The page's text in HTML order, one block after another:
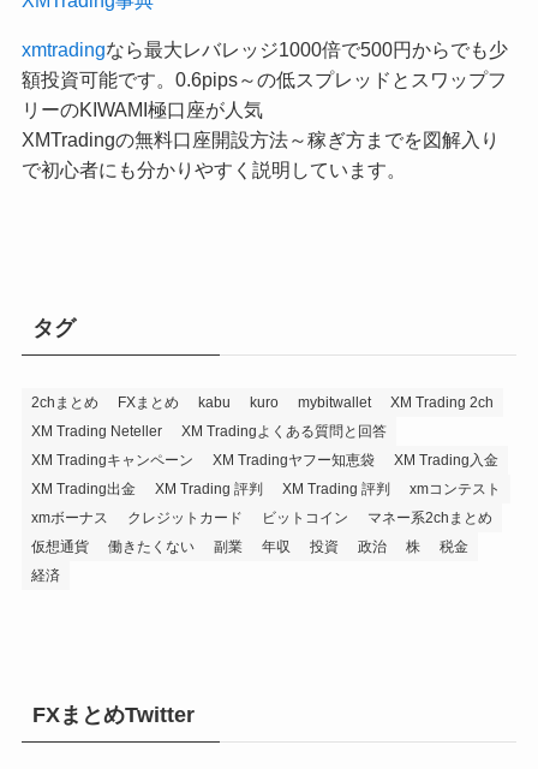
xmtradingなら最大レバレッジ1000倍で500円からでも少
額投資可能です。0.6pips～の低スプレッドとスワップフ
リーのKIWAMI極口座が人気
XMTradingの無料口座開設方法～稼ぎ方までを図解入り
で初心者にも分かりやすく説明しています。
タグ
2chまとめ FXまとめ kabu kuro mybitwallet
XM Trading 2ch
XM Trading Neteller
XM Tradingよくある質問と回答
XM Tradingキャンペーン
XM Tradingヤフー知恵袋
XM Trading入金
XM Trading出金
XM Trading 評判 XM Trading 評判
xmコンテスト
xmボーナス
クレジットカード ビットコイン
マネー系2chまとめ
仮想通貨
働きたくない 副業 年収 投資 政治 株
税金
経済
FXまとめTwitter